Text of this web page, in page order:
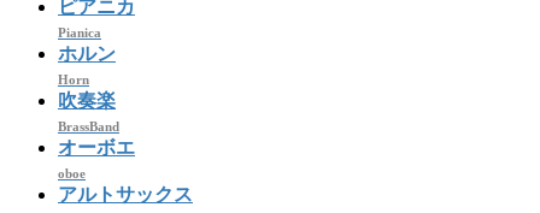
ピアニカ
Pianica
ホルン
Horn
吹奏楽
BrassBand
オーボエ
oboe
アルトサックス